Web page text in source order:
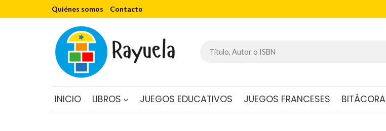
Quiénes somos Contacto
INICIO LIBROS JUEGOS EDUCATIVOS JUEGOS FRANCESES BITÁCORA